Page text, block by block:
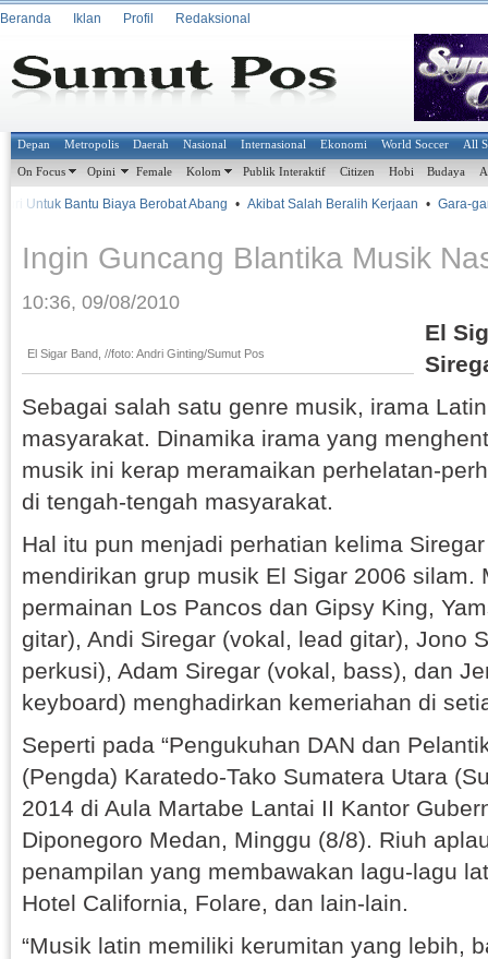
Beranda Iklan Profil Redaksional
Depan Metropolis Daerah Nasional Internasional Ekonomi World Soccer All
On Focus Opini Female Kolom Publik Interaktif Citizen Hobi Budaya
Untuk Bantu Biaya Berobat Abang • Akibat Salah Beralih Kerjaan • Gara-
Ingin Guncang Blantika Musik
10:36, 09/08/2010
El Sigar Band, //foto: Andri Ginting/Sumut Pos
El
Sebagai salah satu genre musik, irama
masyarakat. Dinamika irama yang
musik ini kerap meramaikan perhelatan-
di tengah-tengah masyarakat.
Hal itu pun menjadi perhatian kelima
mendirikan grup musik El Sigar 2006 silam.
permainan Los Pancos dan Gipsy King,
gitar), Andi Siregar (vokal, lead gitar), Jono
perkusi), Adam Siregar (vokal, bass), dan
keyboard) menghadirkan kemeriahan di
Seperti pada “Pengukuhan DAN dan
(Pengda) Karatedo-Tako Sumatera Utara
2014 di Aula Martabe Lantai II Kantor
Diponegoro Medan, Minggu (8/8). Riuh
penampilan yang membawakan lagu-lagu
Hotel California, Folare, dan lain-lain.
“Musik latin memiliki kerumitan yang lebih,